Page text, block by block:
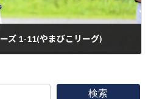
ズ 1-11(やまびこリーグ)
検索